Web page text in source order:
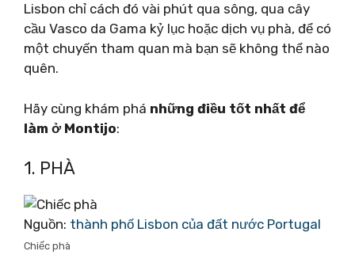
Lisbon chỉ cách đó vài phút qua sông, qua cây
cầu Vasco da Gama kỷ lục hoặc dịch vụ phà, để có
một chuyến tham quan mà bạn sẽ không thể nào
quên.
Hãy cùng khám phá những điều tốt nhất để
làm ở Montijo:
1. PHÀ
Nguồn: thành phố Lisbon của đất nước Portugal
Chiếc phà